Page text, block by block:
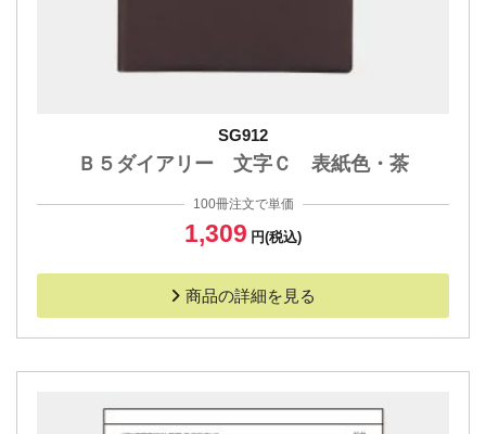
SG912
Ｂ５ダイアリー 文字Ｃ 表紙色・茶
100冊注文で単価
1,309 円(税込)
商品の詳細を見る